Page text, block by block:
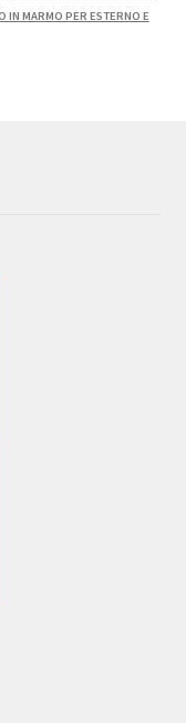
IN MARMO PER ESTERNO E